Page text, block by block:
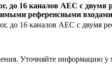
до 16 каналов AEC с двумя
референсными
до 16 каналов AEC с двумя
Уточняйте информацию у